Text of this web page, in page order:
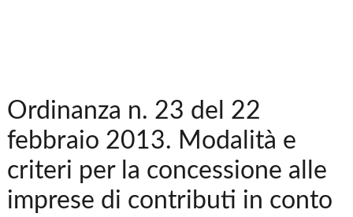
Ordinanza n. 23 del 22
febbraio 2013. Modalità e
criteri per la concessione alle
imprese di contributi in conto